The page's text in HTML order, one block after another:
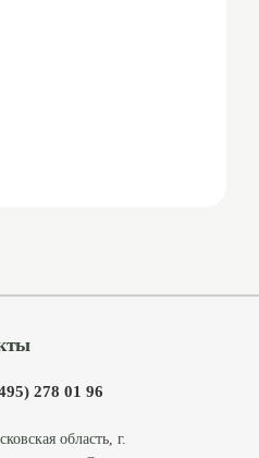
278 01 96
область, г.